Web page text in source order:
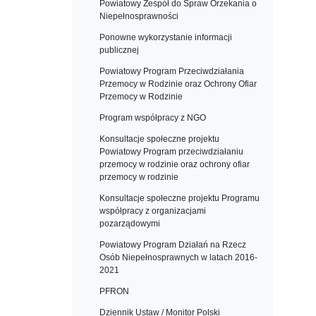
Powiatowy Zespół do Spraw Orzekania o
Niepełnosprawności
Ponowne wykorzystanie informacji
publicznej
Powiatowy Program Przeciwdziałania
Przemocy w Rodzinie oraz Ochrony Ofiar
Przemocy w Rodzinie
Program współpracy z NGO
Konsultacje społeczne projektu
Powiatowy Program przeciwdziałaniu
przemocy w rodzinie oraz ochrony ofiar
przemocy w rodzinie
Konsultacje społeczne projektu Programu
współpracy z organizacjami
pozarządowymi
Powiatowy Program Działań na Rzecz
Osób Niepełnosprawnych w latach 2016-
2021
PFRON
Dziennik Ustaw / Monitor Polski